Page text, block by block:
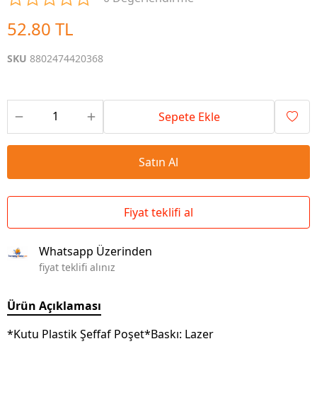
52.80 TL
SKU 8802474420368
Sepete Ekle
Satın Al
Fiyat teklifi al
Whatsapp Üzerinden
fiyat teklifi alınız
Ürün Açıklaması
*Kutu Plastik Şeffaf Poşet*Baskı: Lazer